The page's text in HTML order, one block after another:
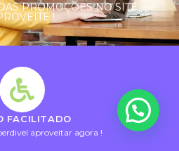
PROMOÇÕES NO SITE
!
FACILITADO
aproveitar agora !
posso te ajudar?